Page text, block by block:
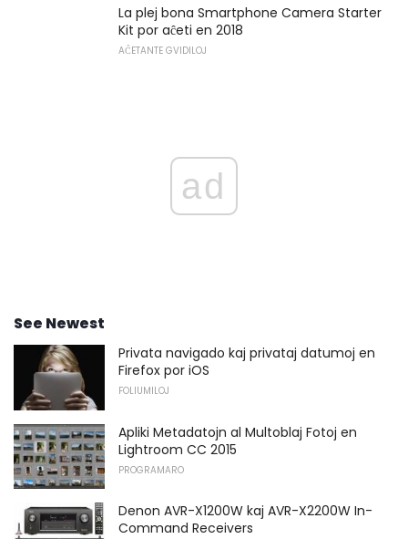
La plej bona Smartphone Camera Starter
Kit por aĉeti en 2018
AĈETANTE GVIDILOJ
ad
See Newest
Privata navigado kaj privataj datumoj en
Firefox por iOS
FOLIUMILOJ
Apliki Metadatojn al Multoblaj Fotoj en
Lightroom CC 2015
PROGRAMARO
Denon AVR-X1200W kaj AVR-X2200W In-
Command Receivers